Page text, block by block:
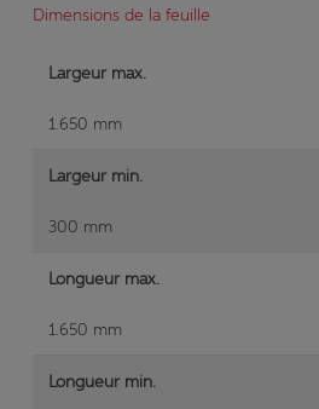
Dimensions de la feuille
Largeur max.
1.650 mm
Largeur min.
300 mm
Longueur max.
1.650 mm
Longueur min.